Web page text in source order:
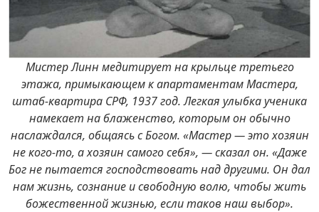
Мистер Линн медитирует на крыльце третьего
этажа, примыкающем к апартаментам Мастера,
штаб-квартира СРФ, 1937 год. Легкая улыбка ученика
намекает на блаженство, которым он обычно
наслаждался, общаясь с Богом. «Мастер — это хозяин
не кого-то, а хозяин самого себя», — сказал он. «Даже
Бог не пытается господствовать над другими. Он дал
нам жизнь, сознание и свободную волю, чтобы жить
божественной жизнью, если таков наш выбор».